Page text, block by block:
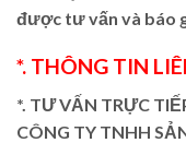
được tư vấn và báo
*. THÔNG TIN
*. TƯ VẤN TRỰC
CÔNG TY TNHH